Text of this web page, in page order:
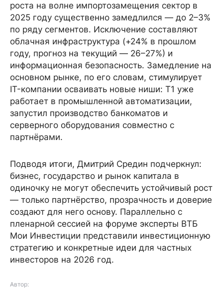
роста на волне импортозамещения сектор в
2025 году существенно замедлился — до 2–3%
по ряду сегментов. Исключение составляют
облачная инфраструктура (+24% в прошлом
году, прогноз на текущий — 26–27%) и
информационная безопасность. Замедление на
основном рынке, по его словам, стимулирует
IT-компании осваивать новые ниши: Т1 уже
работает в промышленной автоматизации,
запустил производство банкоматов и
серверного оборудования совместно с
партнёрами.
Подводя итоги, Дмитрий Средин подчеркнул:
бизнес, государство и рынок капитала в
одиночку не могут обеспечить устойчивый рост
— только партнёрство, прозрачность и доверие
создают для него основу. Параллельно с
пленарной сессией на форуме эксперты ВТБ
Мои Инвестиции представили инвестиционную
стратегию и конкретные идеи для частных
инвесторов на 2026 год.
Автор: